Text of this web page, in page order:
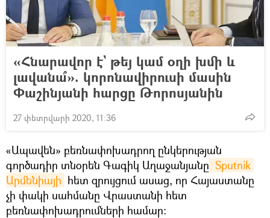
«Հնարավոր է` թեյ կամ օղի խմի և
լավանա՞». կորոնավիրուսի մասին
Փաշինյանի հարցը Թորոսյանին
27 փետրվարի 2020, 11:36
«Ապավեն» բեռնափոխադրող ընկերության
գործադիր տնօրեն Գագիկ Աղաջանյանը Sputnik
Արմենիայի հետ զրույցում ասաց, որ Հայաստանը
չի փակի սահմանը Վրաստանի հետ
բեռնափոխադրումների համար։